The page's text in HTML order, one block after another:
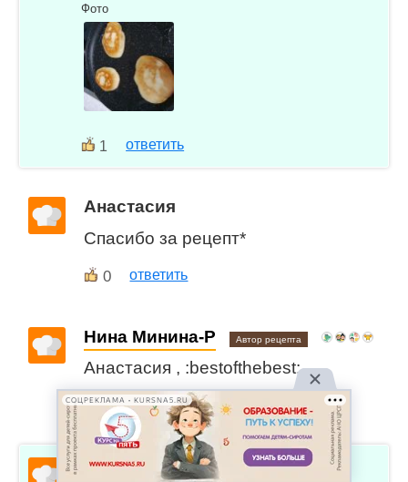
Фото
1 ответить
Анастасия
Спасибо за рецепт*
0 ответить
Нина Минина-Р Автор рецепта
Анастасия , :bestofthebest:
1 ответить
Марина
СОЦРЕКЛАМА • KURSNA5.RU